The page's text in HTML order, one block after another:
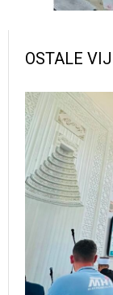
OSTALE